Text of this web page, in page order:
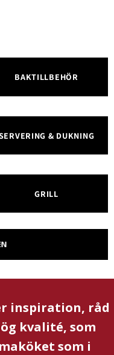
BAKTILLBEHÖR
& DUKNING
GRILL
inspiration, råd
kvalité, som
som i